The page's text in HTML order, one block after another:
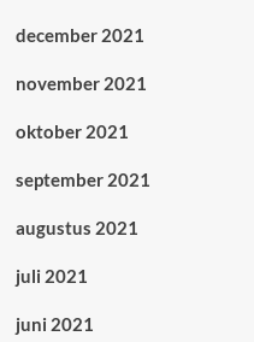
december 2021
november 2021
oktober 2021
september 2021
augustus 2021
juli 2021
juni 2021